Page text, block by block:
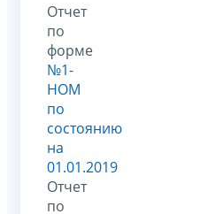
Отчет
по
форме
№1-
НОМ
по
состоянию
на
01.01.2019
Отчет
по